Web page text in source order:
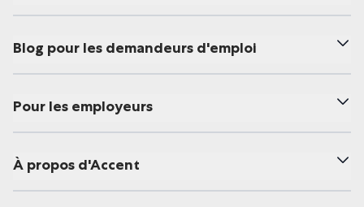
Blog pour les demandeurs d'emploi
Pour les employeurs
À propos d'Accent